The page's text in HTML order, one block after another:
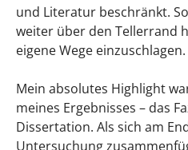
und Literatur beschränkt.
weiter über den Tellerrand
eigene Wege einzuschlagen.
Mein absolutes Highlight
meines Ergebnisses – das
Dissertation. Als sich am
Untersuchung